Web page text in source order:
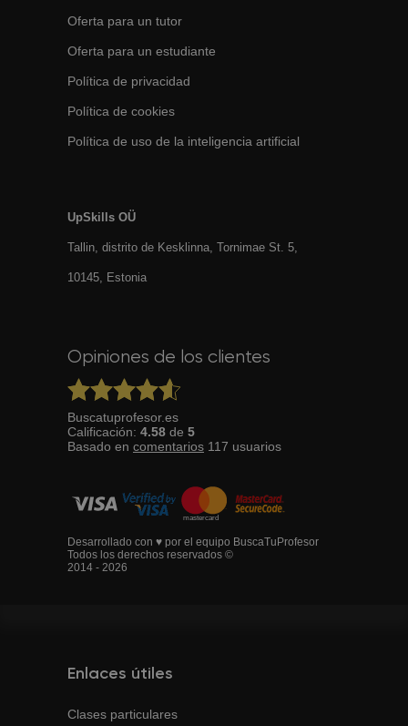
Oferta para un tutor
Oferta para un estudiante
Política de privacidad
Política de cookies
Política de uso de la inteligencia artificial
UpSkills OÜ
Tallin, distrito de Kesklinna, Tornimаe St. 5,
10145, Estonia
Opiniones de los clientes
Buscatuprofesor.es
Calificación: 4.58 de 5
Basado en comentarios 117 usuarios
Desarrollado con ♥ por el equipo BuscaTuProfesor
Todos los derechos reservados ©
2014 - 2026
Enlaces útiles
Clases particulares